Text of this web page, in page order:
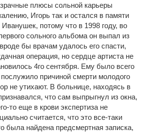
плюсы сольной карьеры
Игорь так и остался в памяти
потому что в 1998 году, во
сольного альбома он выпал из
бы врачам удалось его спасти,
операция, но сердце артиста не
4го сентября. Ему было всего
причиной смерти молодого
не утихают. В больнице, находясь в
что сам выпрыгнул из окна,
то еще в крови экспертиза не
считается, что это все-таки
была найдена предсмертная записка,